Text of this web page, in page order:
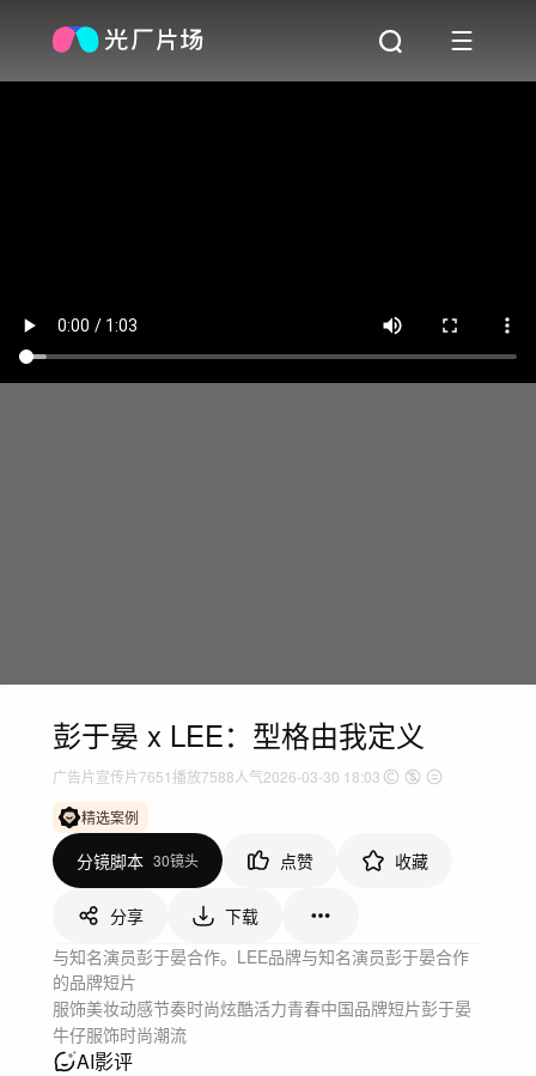
彭于晏 x LEE：型格由我定义
广告片宣传片7651 播放7588人气2026-03-30 18:03
精选案例
分镜脚本 30镜头 点赞 收藏
分享
下载
与知名演员彭于晏合作。LEE品牌与知名演员彭于晏合作
的品牌短片
服饰美妆动感节奏时尚炫酷活力青春中国品牌短片彭于晏
牛仔服饰时尚潮流
AI影评